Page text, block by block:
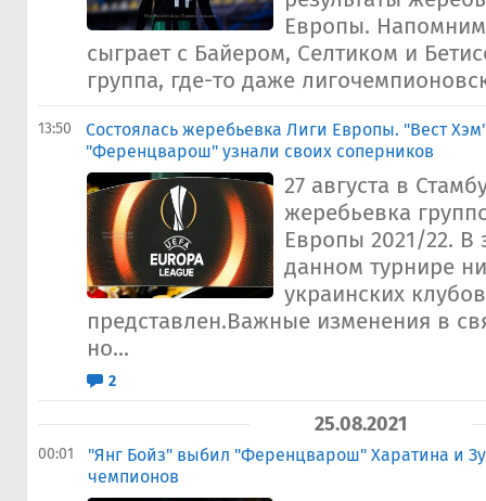
Европы.
сыграет с Байером, Селтиком и
группа, где-то даже
13:50
Состоялась жеребьевка Лиги Европы. "Вест
"Ференцварош" узнали своих соперников
27 августа в
жеребьевка
Европы 2021/22. В
данном турнире
украинских
представлен.Важные изменения в
но...
2
25.08.2021
00:01
"Янг Бойз" выбил "Ференцварош" Харатина и
чемпионов